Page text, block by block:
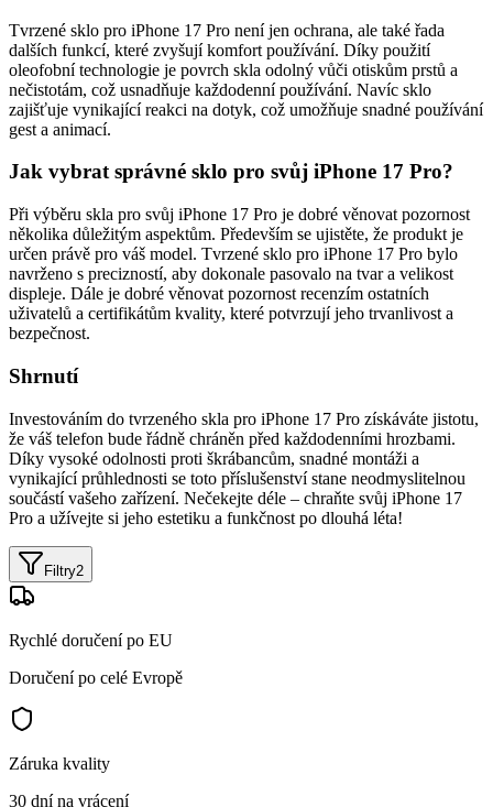
Tvrzené sklo pro iPhone 17 Pro není jen ochrana, ale také řada
dalších funkcí, které zvyšují komfort používání. Díky použití
oleofobní technologie je povrch skla odolný vůči otiskům prstů a
nečistotám, což usnadňuje každodenní používání. Navíc sklo
zajišťuje vynikající reakci na dotyk, což umožňuje snadné používání
gest a animací.
Jak vybrat správné sklo pro svůj iPhone 17 Pro?
Při výběru skla pro svůj iPhone 17 Pro je dobré věnovat pozornost
několika důležitým aspektům. Především se ujistěte, že produkt je
určen právě pro váš model. Tvrzené sklo pro iPhone 17 Pro bylo
navrženo s precizností, aby dokonale pasovalo na tvar a velikost
displeje. Dále je dobré věnovat pozornost recenzím ostatních
uživatelů a certifikátům kvality, které potvrzují jeho trvanlivost a
bezpečnost.
Shrnutí
Investováním do tvrzeného skla pro iPhone 17 Pro získáváte jistotu,
že váš telefon bude řádně chráněn před každodenními hrozbami.
Díky vysoké odolnosti proti škrábancům, snadné montáži a
vynikající průhlednosti se toto příslušenství stane neodmyslitelnou
součástí vašeho zařízení. Nečekejte déle – chraňte svůj iPhone 17
Pro a užívejte si jeho estetiku a funkčnost po dlouhá léta!
Filtry2
Rychlé doručení po EU
Doručení po celé Evropě
Záruka kvality
30 dní na vrácení